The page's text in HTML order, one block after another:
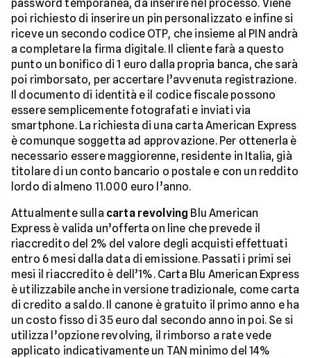
password temporanea, da inserire nel processo. Viene
poi richiesto di inserire un pin personalizzato e infine si
riceve un secondo codice OTP, che insieme al PIN andrà
a completare la firma digitale. Il cliente farà a questo
punto un bonifico di 1 euro dalla propria banca, che sarà
poi rimborsato, per accertare l’avvenuta registrazione.
Il documento di identità e il codice fiscale possono
essere semplicemente fotografati e inviati via
smartphone. La richiesta di una carta American Express
è comunque soggetta ad approvazione. Per ottenerla è
necessario essere maggiorenne, residente in Italia, già
titolare di un conto bancario o postale e con un reddito
lordo di almeno 11.000 euro l’anno.
Attualmente sulla carta revolving Blu American
Express è valida un’offerta on line che prevede il
riaccredito del 2% del valore degli acquisti effettuati
entro 6 mesi dalla data di emissione. Passati i primi sei
mesi il riaccredito è dell’1%. Carta Blu American Express
è utilizzabile anche in versione tradizionale, come carta
di credito a saldo. Il canone è gratuito il primo anno e ha
un costo fisso di 35 euro dal secondo anno in poi. Se si
utilizza l’opzione revolving, il rimborso a rate vede
applicato indicativamente un TAN minimo del 14%